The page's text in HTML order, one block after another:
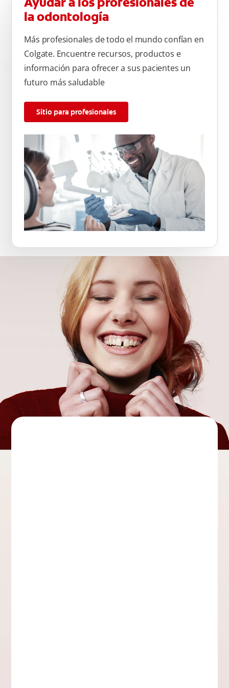
la odontología
Más profesionales de todo el mundo confían en
Colgate. Encuentre recursos, productos e
información para ofrecer a sus pacientes un
futuro más saludable
Sitio para profesionales